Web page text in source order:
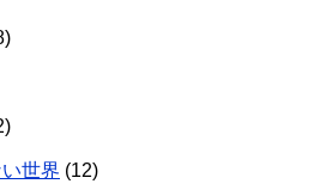
世界 (12)